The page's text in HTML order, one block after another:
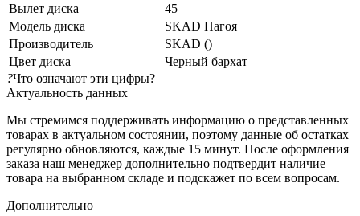
Вылет диска
45
Модель диска
SKAD Нагоя
Производитель
SKAD ()
Цвет диска
Черный бархат
?Что означают эти цифры?
Актуальность данных
Мы стремимся поддерживать информацию о представленных
товарах в актуальном состоянии, поэтому данные об остатках
регулярно обновляются, каждые 15 минут. После оформления
заказа наш менеджер дополнительно подтвердит наличие
товара на выбранном складе и подскажет по всем вопросам.
Дополнительно